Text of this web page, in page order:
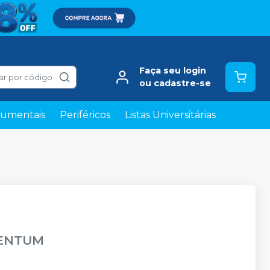
por código
Faça seu login
ou cadastre-se
Periféricos Listas Universitárias